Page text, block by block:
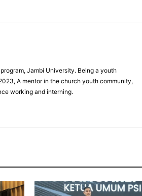
Jambi University. Being a youth
A mentor in the church youth community,
working and interning.